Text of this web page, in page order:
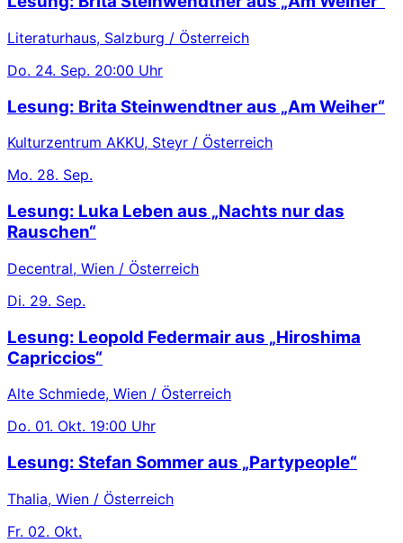
Literaturhaus, Salzburg / Österreich
Do. 24. Sep. 20:00 Uhr
Lesung: Brita Steinwendtner aus „Am Weiher“
Kulturzentrum AKKU, Steyr / Österreich
Mo. 28. Sep.
Lesung: Luka Leben aus „Nachts nur das
Rauschen“
Decentral, Wien / Österreich
Di. 29. Sep.
Lesung: Leopold Federmair aus „Hiroshima
Capriccios“
Alte Schmiede, Wien / Österreich
Do. 01. Okt. 19:00 Uhr
Lesung: Stefan Sommer aus „Partypeople“
Thalia, Wien / Österreich
Fr. 02. Okt.